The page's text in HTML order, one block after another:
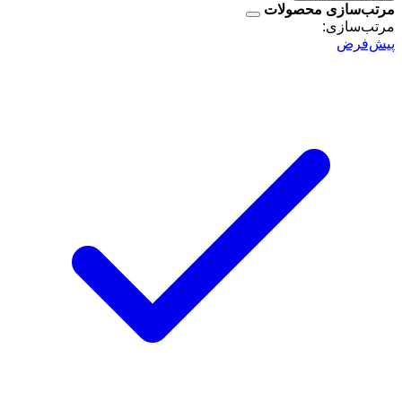
مرتب‌سازی محصولات
مرتب‌سازی:
پیش‌فرض